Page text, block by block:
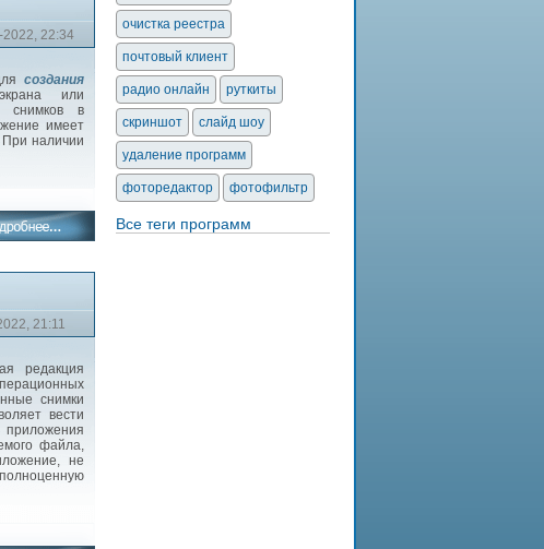
2022, 22:34
создания
или
снимков в
имеет
При наличии
21:11
редакция
снимки
вести
файла,
не
очистка реестра
почтовый клиент
радио онлайн руткиты
скриншот слайд шоу
удаление программ
фоторедактор фотофильтр
Все теги программ